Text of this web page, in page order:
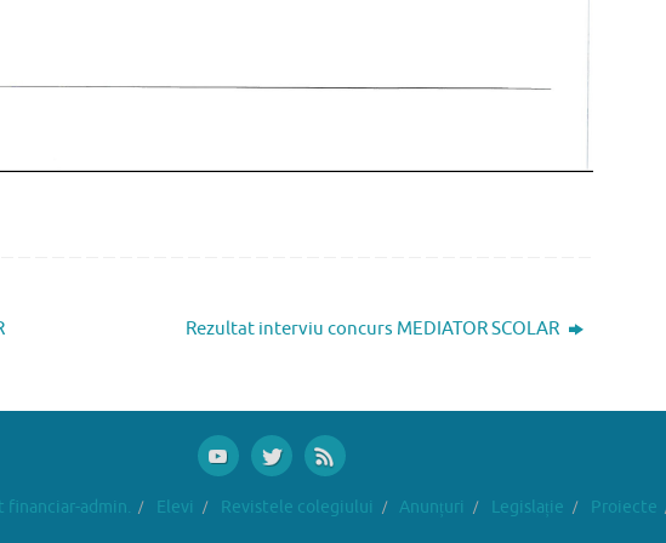
Rezultat interviu concurs MEDIATOR SCOLAR
financiar-admin. Elevi Revistele colegiului Anunțuri Legislație Proiecte